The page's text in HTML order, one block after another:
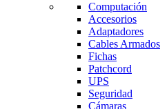
Computación
Accesorios
Adaptadores
Cables Armados
Fichas
Patchcord
UPS
Seguridad
Cámaras